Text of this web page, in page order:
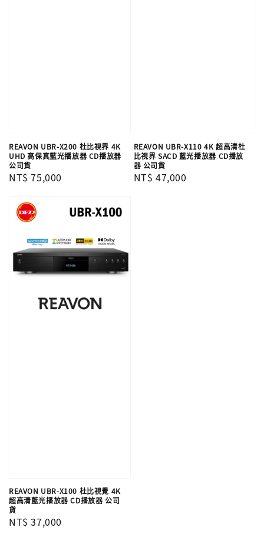
REAVON UBR-X200 杜比視界 4K
UHD 高保真藍光播放器 CD播放器
公司貨
Regular
NT$ 75,000
REAVON UBR-X110 4K 超高清杜
比視界 SACD 藍光播放器 CD播放
器 公司貨
Regular
NT$ 47,000
REAVON UBR-X100 杜比視覺 4K
超高清藍光播放器 CD播放器 公司
貨
Regular
NT$ 37,000